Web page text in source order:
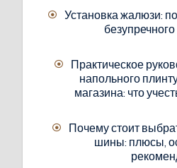
Установка жалюзи:
Практическое
напольного
магазина: что
Почему стоит
шины: плюсы,